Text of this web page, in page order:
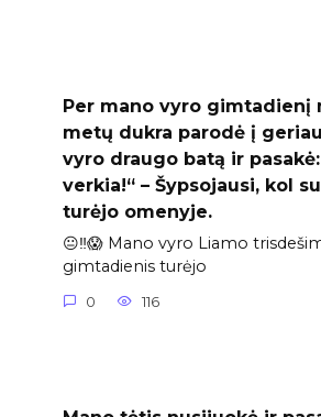
Per mano vyro gimtadienį
metų dukra parodė į
vyro draugo batą ir
verkia!“ – Šypsojausi, kol
turėjo omenyje.
😐‼️😱 Mano vyro Liamo
gimtadienis turėjo
0 116